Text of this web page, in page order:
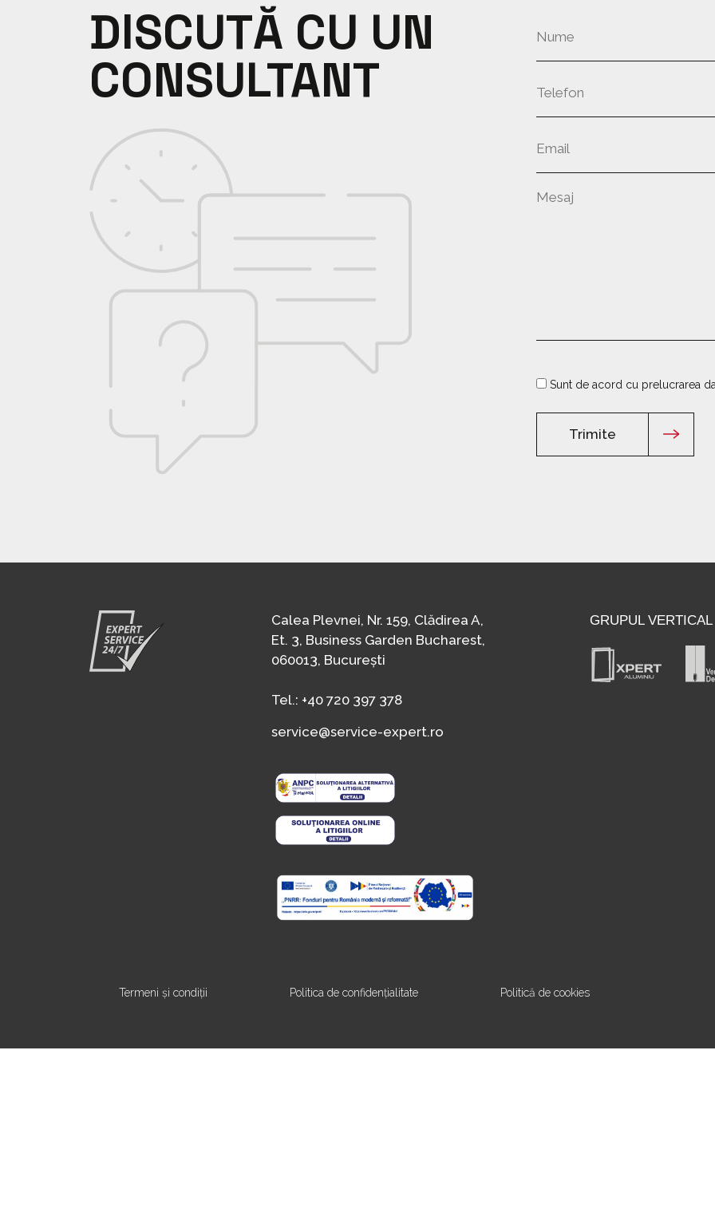
DISCUTĂ CU UN
CONSULTANT
Sunt de acord cu prelucrarea
Trimite
Calea Plevnei, Nr. 159, Clădirea A,
Et. 3, Business Garden Bucharest,
060013, București
Tel.: +40 720 397 378
service@service-expert.ro
GRUPUL VERTICAL
Termeni și condiții Politica de confidențialitate Politică de cookies